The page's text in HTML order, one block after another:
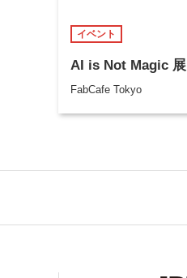
イベント
AI is Not Magic 展
FabCafe Tokyo